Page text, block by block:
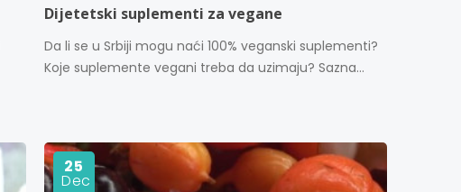
Dijetetski suplementi za vegane
Da li se u Srbiji mogu naći 100% veganski suplementi?
Koje suplemente vegani treba da uzimaju? Sazna...
25
Dec